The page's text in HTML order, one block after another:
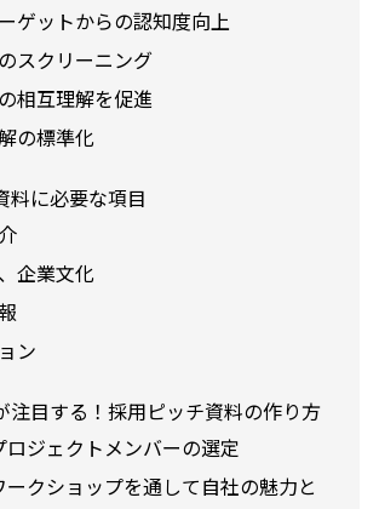
ゲットからの認知度向上
スクリーニング
相互理解を促進
の標準化
料に必要な項目
企業文化
ン
注目する！採用ピッチ資料の作り方
ロジェクトメンバーの選定
ークショップを通して自社の魅力と